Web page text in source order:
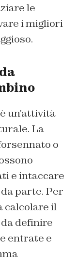
le
i migliori
un’attività
La
o
e intaccare
parte. Per
calcolare il
definire
entrate e